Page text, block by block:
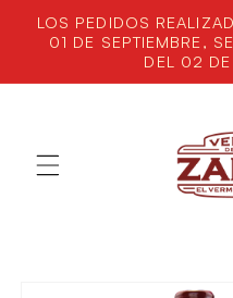
directamente
al contenido
LOS PEDIDOS
01 DE SEPTIEMBRE,
DEL 02 DE